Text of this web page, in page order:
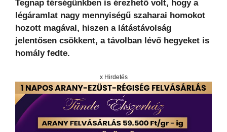
Tegnap térségünkben is érezhető volt, hogy a
légáramlat nagy mennyiségű szaharai homokot
hozott magával, hiszen a látástávolság
jelentősen csökkent, a távolban lévő hegyeket is
homály fedte.
x Hirdetés